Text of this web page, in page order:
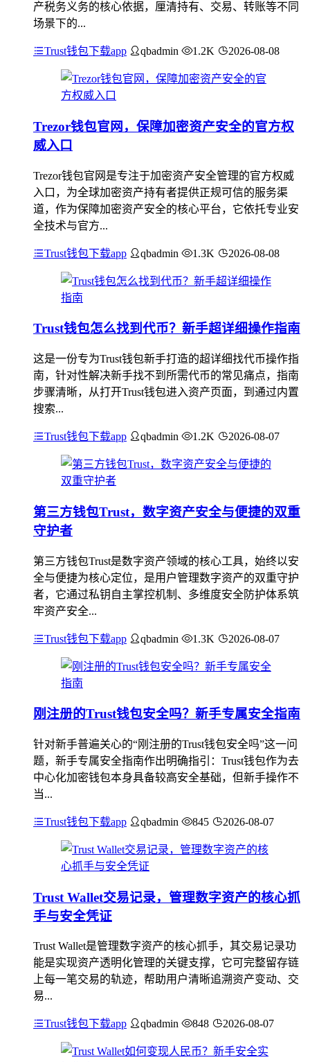
产税务义务的核心依据，厘清持有、交易、转账等不同
场景下的...
Trust钱包下载app qbadmin 1.2K 2026-08-08
Trezor钱包官网，保障加密资产安全的官方权
威入口
Trezor钱包官网是专注于加密资产安全管理的官方权威
入口，为全球加密资产持有者提供正规可信的服务渠
道，作为保障加密资产安全的核心平台，它依托专业安
全技术与官方...
Trust钱包下载app qbadmin 1.3K 2026-08-08
Trust钱包怎么找到代币？新手超详细操作指南
这是一份专为Trust钱包新手打造的超详细找代币操作指
南，针对性解决新手找不到所需代币的常见痛点，指南
步骤清晰，从打开Trust钱包进入资产页面，到通过内置
搜索...
Trust钱包下载app qbadmin 1.2K 2026-08-07
第三方钱包Trust，数字资产安全与便捷的双重
守护者
第三方钱包Trust是数字资产领域的核心工具，始终以安
全与便捷为核心定位，是用户管理数字资产的双重守护
者，它通过私钥自主掌控机制、多维度安全防护体系筑
牢资产安全...
Trust钱包下载app qbadmin 1.3K 2026-08-07
刚注册的Trust钱包安全吗？新手专属安全指南
针对新手普遍关心的“刚注册的Trust钱包安全吗”这一问
题，新手专属安全指南作出明确指引：Trust钱包作为去
中心化加密钱包本身具备较高安全基础，但新手操作不
当...
Trust钱包下载app qbadmin 845 2026-08-07
Trust Wallet交易记录，管理数字资产的核心抓
手与安全凭证
Trust Wallet是管理数字资产的核心抓手，其交易记录功
能是实现资产透明化管理的关键支撑，它可完整留存链
上每一笔交易的轨迹，帮助用户清晰追溯资产变动、交
易...
Trust钱包下载app qbadmin 848 2026-08-07